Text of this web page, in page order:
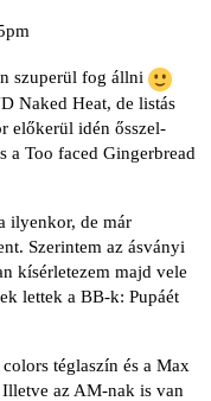
szuperül fog állni
Naked Heat, de listás
előkerül idén ősszel-
a Too faced Gingerbread
ilyenkor, de már
Szerintem az ásványi
kísérletezem majd vele
lettek a BB-k: Pupáét
téglaszín és a Max
Illetve az AM-nak is van